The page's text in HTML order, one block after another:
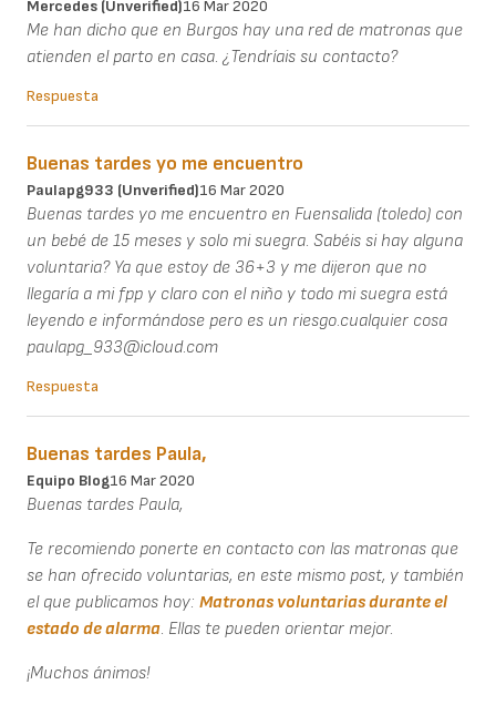
Mercedes (unverified)16 Mar 2020
Me han dicho que en Burgos hay una red de matronas que
atienden el parto en casa. ¿Tendríais su contacto?
Respuesta
Buenas tardes yo me encuentro
Paulapg933 (unverified)16 Mar 2020
Buenas tardes yo me encuentro en Fuensalida (toledo) con
un bebé de 15 meses y solo mi suegra. Sabéis si hay alguna
voluntaria? Ya que estoy de 36+3 y me dijeron que no
llegaría a mi fpp y claro con el niño y todo mi suegra está
leyendo e informándose pero es un riesgo.cualquier cosa
paulapg_933@icloud.com
Respuesta
Buenas tardes Paula,
Equipo Blog16 Mar 2020
Buenas tardes Paula,
Te recomiendo ponerte en contacto con las matronas que
se han ofrecido voluntarias, en este mismo post, y también
el que publicamos hoy: Matronas voluntarias durante el
estado de alarma. Ellas te pueden orientar mejor.
¡Muchos ánimos!